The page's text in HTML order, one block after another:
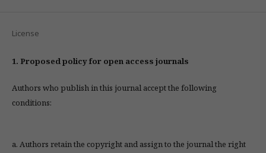
License
1. Proposed policy for open access journals
Authors who publish in this journal accept the following
conditions:
a. Authors retain the copyright and assign to the journal the right